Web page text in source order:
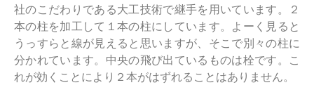
社のこだわりである大工技術で継手を用いています。２
本の柱を加工して１本の柱にしています。よーく見ると
うっすらと線が見えると思いますが、そこで別々の柱に
分かれています。中央の飛び出ているものは栓です。こ
れが効くことにより２本がはずれることはありません。